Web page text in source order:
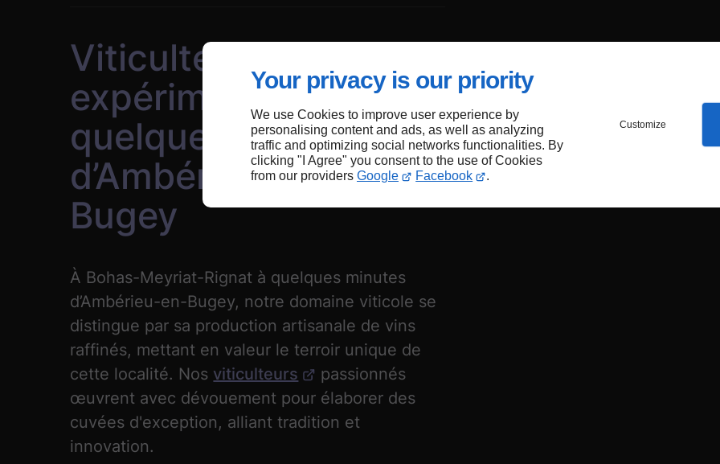
Your privacy is our priority
We use Cookies to improve user experience by
personalising content and ads, as well as analyzing
traffic and optimizing social networks functionalities. By
clicking "I Agree" you consent to the use of Cookies
from our providers Google Facebook .
Customize
Viticulteur
expérimenté à
quelques minutes
d’Ambérieu-en-
Bugey
À Bohas-Meyriat-Rignat à quelques minutes
d’Ambérieu-en-Bugey, notre domaine viticole se
distingue par sa production artisanale de vins
raffinés, mettant en valeur le terroir unique de
cette localité. Nos viticulteurs
passionnés
œuvrent avec dévouement pour élaborer des
cuvées d'exception, alliant tradition et
innovation.